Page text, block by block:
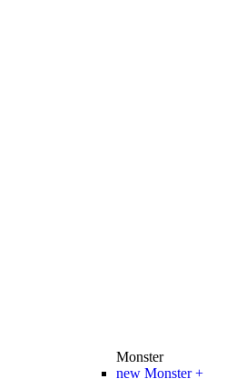
Monster
new Monster +